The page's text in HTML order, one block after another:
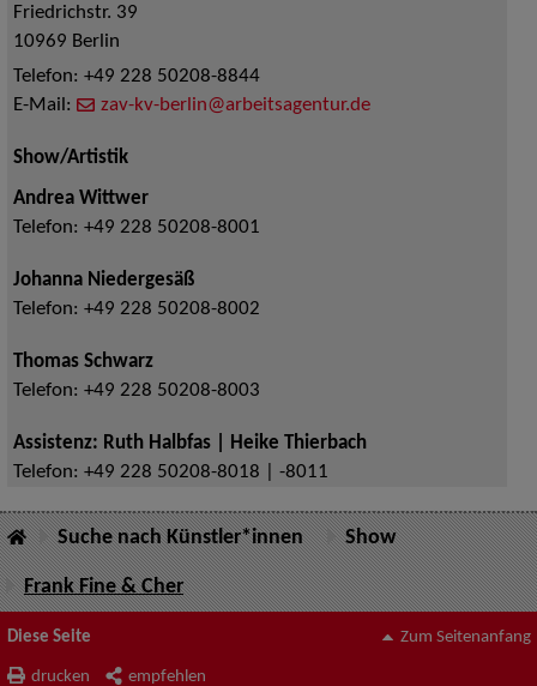
Friedrichstr. 39
10969 Berlin
Telefon: +49 228 50208-8844
E-Mail:
zav-kv-berlin@arbeitsagentur.de
Show/Artistik
Andrea Wittwer
Telefon: +49 228 50208-8001
Johanna Niedergesäß
Telefon: +49 228 50208-8002
Thomas Schwarz
Telefon: +49 228 50208-8003
Assistenz: Ruth Halbfas | Heike Thierbach
Telefon: +49 228 50208-8018 | -8011
Suche nach Künstler*innen Show
Frank Fine & Cher
Diese Seite
drucken empfehlen
Zum Seitenanfang